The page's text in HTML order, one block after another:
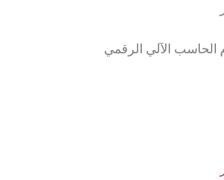
الرقمي